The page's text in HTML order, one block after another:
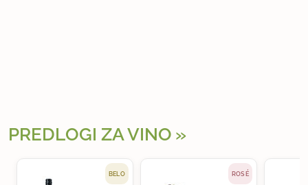
PREDLOGI ZA VINO
BELO ROSÉ